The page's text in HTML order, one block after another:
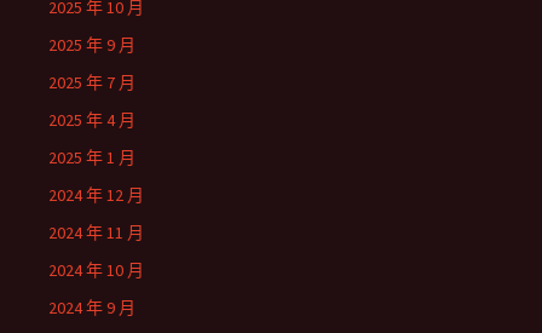
2025 年 10 月
2025 年 9 月
2025 年 7 月
2025 年 4 月
2025 年 1 月
2024 年 12 月
2024 年 11 月
2024 年 10 月
2024 年 9 月